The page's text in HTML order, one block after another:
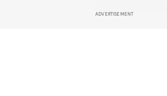
ADVERTISEMENT